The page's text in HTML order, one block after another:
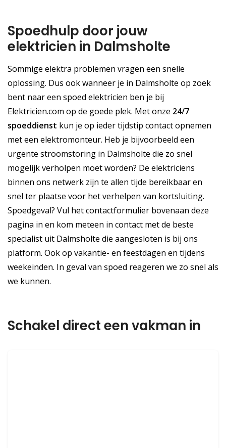
Spoedhulp door jouw
elektricien in Dalmsholte
Sommige elektra problemen vragen een snelle
oplossing. Dus ook wanneer je in Dalmsholte op zoek
bent naar een spoed elektricien ben je bij
Elektricien.com op de goede plek. Met onze 24/7
spoeddienst kun je op ieder tijdstip contact opnemen
met een elektromonteur. Heb je bijvoorbeeld een
urgente stroomstoring in Dalmsholte die zo snel
mogelijk verholpen moet worden? De elektriciens
binnen ons netwerk zijn te allen tijde bereikbaar en
snel ter plaatse voor het verhelpen van kortsluiting.
Spoedgeval? Vul het contactformulier bovenaan deze
pagina in en kom meteen in contact met de beste
specialist uit Dalmsholte die aangesloten is bij ons
platform. Ook op vakantie- en feestdagen en tijdens
weekeinden. In geval van spoed reageren we zo snel als
we kunnen.
Schakel direct een vakman in